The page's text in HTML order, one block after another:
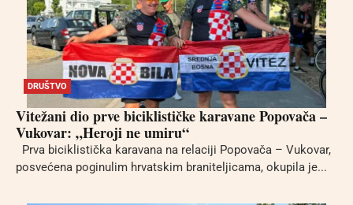
DRUŠTVO
Vitežani dio prve biciklističke karavane Popovača –
Vukovar: „Heroji ne umiru“
Prva biciklistička karavana na relaciji Popovača – Vukovar,
posvećena poginulim hrvatskim braniteljicama, okupila je...